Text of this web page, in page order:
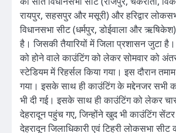
रायपुर, सहसपुर और मसूरी) और हरिद्वार
विधानसभा सीट (धर्मपुर, डोईवाला और
है। जिसकी तैयारियों में जिला प्रशासन जुटा
को होने वाले काउंटिंग को लेकर सोमवार को
स्टेडियम में रिहर्सल किया गया। इस दौरान
गया। इसके साथ ही काउंटिंग के मद्देनजर सभी
भी दी गई। इसके साथ ही काउंटिंग को लेकर
देहरादून पहुंच गए, जिन्होंने खुद भी काउंटिंग सेंटर
देहरादून जिलाधिकारी एवं टिहरी लोकसभा सीट